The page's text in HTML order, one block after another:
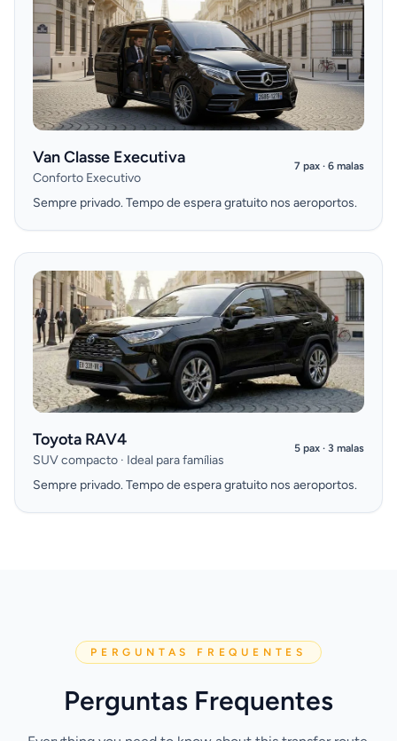
Van Classe Executiva
Conforto Executivo
7 pax · 6 malas
Sempre privado. Tempo de espera gratuito nos aeroportos.
Toyota RAV4
SUV compacto · Ideal para famílias
5 pax · 3 malas
Sempre privado. Tempo de espera gratuito nos aeroportos.
PERGUNTAS FREQUENTES
Perguntas Frequentes